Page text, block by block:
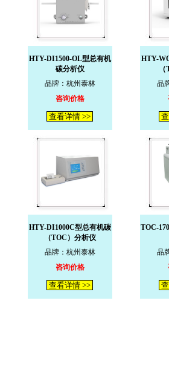
HTY-DI1500-OL型总有机
碳分析仪
品牌：杭州泰林
咨询价格
查看详情 >>
HTY-
品
HTY-DI1000C型总有机碳
（TOC）分析仪
品牌：杭州泰林
咨询价格
查看详情 >>
TOC-
品